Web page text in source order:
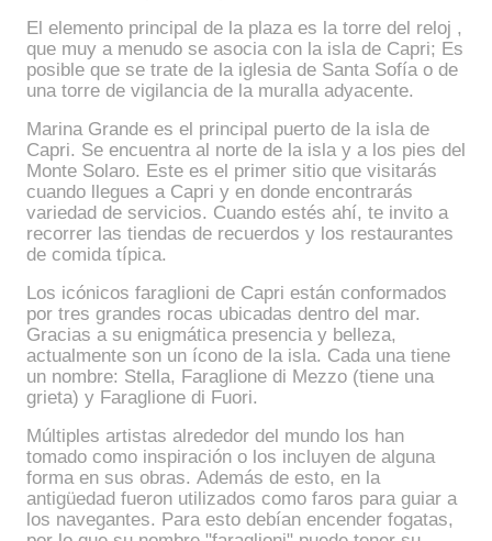
El elemento principal de la plaza es la torre del reloj ,
que muy a menudo se asocia con la isla de Capri; Es
posible que se trate de la iglesia de Santa Sofía o de
una torre de vigilancia de la muralla adyacente.
Marina Grande es el principal puerto de la isla de
Capri. Se encuentra al norte de la isla y a los pies del
Monte Solaro. Este es el primer sitio que visitarás
cuando llegues a Capri y en donde encontrarás
variedad de servicios. Cuando estés ahí, te invito a
recorrer las tiendas de recuerdos y los restaurantes
de comida típica.
Los icónicos faraglioni de Capri están conformados
por tres grandes rocas ubicadas dentro del mar.
Gracias a su enigmática presencia y belleza,
actualmente son un ícono de la isla. Cada una tiene
un nombre: Stella, Faraglione di Mezzo (tiene una
grieta) y Faraglione di Fuori.
Múltiples artistas alrededor del mundo los han
tomado como inspiración o los incluyen de alguna
forma en sus obras. Además de esto, en la
antigüedad fueron utilizados como faros para guiar a
los navegantes. Para esto debían encender fogatas,